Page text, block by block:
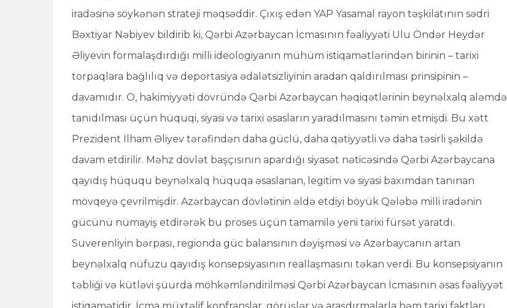
iradəsinə söykənən strateji məqsəddir. Çıxış edən YAP Yasamal rayon təşkilatının sədri
Bəxtiyar Nəbiyev bildirib ki, Qərbi Azərbaycan İcmasının fəaliyyəti Ulu Öndər Heydər
Əliyevin formalaşdırdığı milli ideologiyanın mühüm istiqamətlərindən birinin – tarixi
torpaqlara bağlılıq və deportasiya ədalətsizliyinin aradan qaldırılması prinsipinin –
davamıdır. O, hakimiyyəti dövründə Qərbi Azərbaycan həqiqətlərinin beynəlxalq aləmdə
tanıdılması üçün hüquqi, siyasi və tarixi əsasların yaradılmasını təmin etmişdi. Bu xətt
Prezident İlham Əliyev tərəfindən daha güclü, daha qətiyyətli və daha təsirli şəkildə
davam etdirilir. Məhz dövlət başçısının apardığı siyasət nəticəsində Qərbi Azərbaycana
qayıdış hüququ beynəlxalq hüquqa əsaslanan, legitim və siyasi baxımdan tanınan
mövqeyə çevrilmişdir. Azərbaycan dövlətinin əldə etdiyi böyük Qələbə milli iradənin
gücünü nümayiş etdirərək bu proses üçün tamamilə yeni tarixi fürsət yaratdı.
Suverenliyin bərpası, regionda güc balansının dəyişməsi və Azərbaycanın artan
beynəlxalq nüfuzu qayıdış konsepsiyasının reallaşmasını təkan verdi. Bu konsepsiyanın
təbliği və kütləvi şüurda möhkəmləndirilməsi Qərbi Azərbaycan İcmasının əsas fəaliyyət